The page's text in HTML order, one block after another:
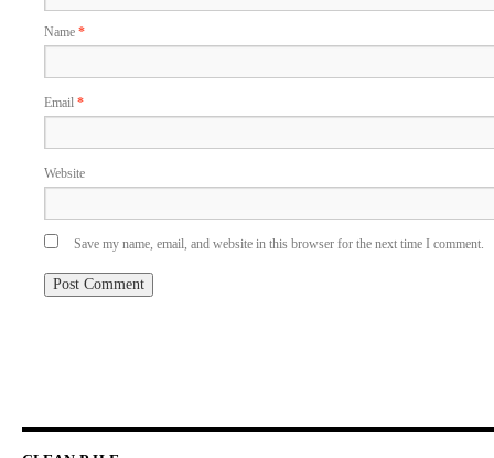
Name *
Email *
Website
Save my name, email, and website in this browser for the next time I comment.